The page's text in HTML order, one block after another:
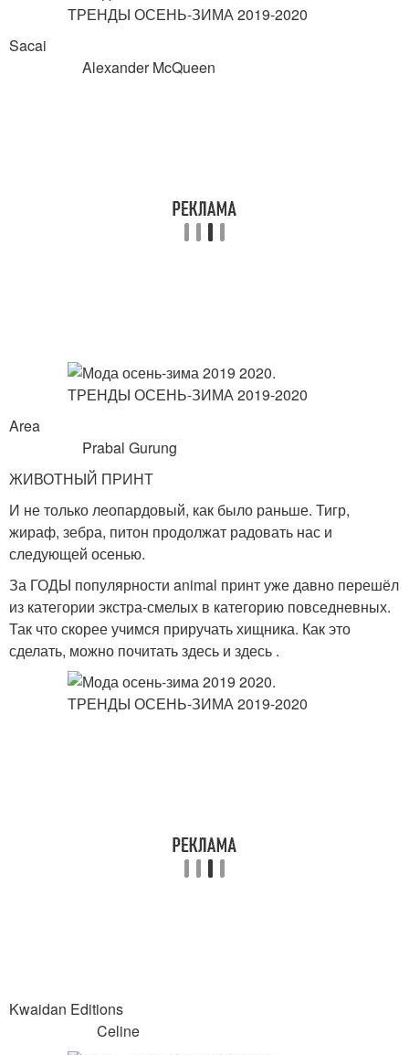
Sacai
Alexander McQueen
Area
Prabal Gurung
ЖИВОТНЫЙ ПРИНТ
И не только леопардовый, как было раньше. Тигр,
жираф, зебра, питон продолжат радовать нас и
следующей осенью.
За ГОДЫ популярности animal принт уже давно перешёл
из категории экстра-смелых в категорию повседневных.
Так что скорее учимся приручать хищника. Как это
сделать, можно почитать здесь и здесь .
Kwaidan Editions
Celine